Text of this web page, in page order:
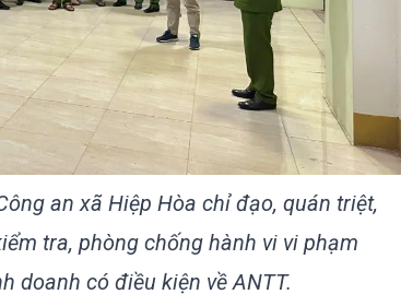
an xã Hiệp Hòa chỉ đạo, quán triệt,
tra, phòng chống hành vi vi phạm
doanh có điều kiện về ANTT.